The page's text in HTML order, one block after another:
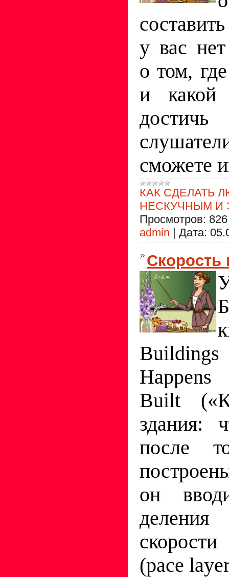
у вас нет
о том,
и какой
сможете
КАК СДЕЛАТЬ
НЕСКУЧНЫМ И
Просмотров: 826
admin | Дата:
Скорость
Built
здания:
после
он
(pace